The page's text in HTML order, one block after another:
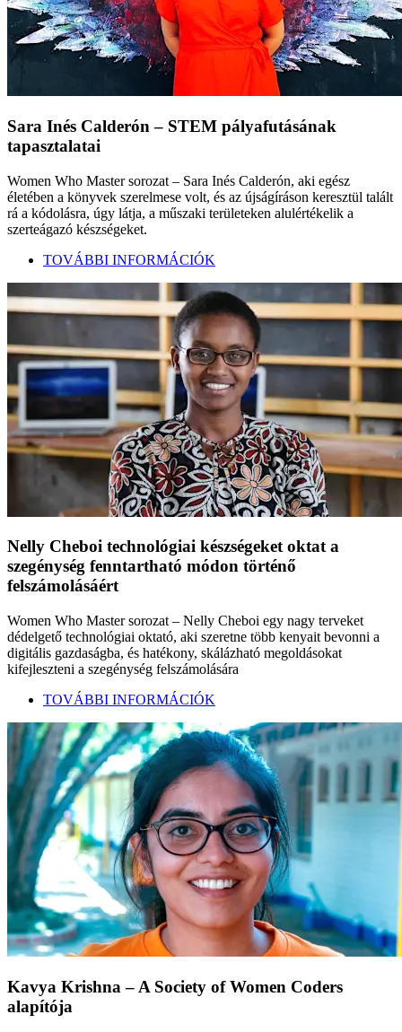
Sara Inés Calderón – STEM pályafutásának
tapasztalatai
Women Who Master sorozat – Sara Inés Calderón, aki egész
életében a könyvek szerelmese volt, és az újságíráson keresztül talált
rá a kódolásra, úgy látja, a műszaki területeken alulértékelik a
szerteágazó készségeket.
TOVÁBBI INFORMÁCIÓK
Nelly Cheboi technológiai készségeket oktat a
szegénység fenntartható módon történő
felszámolásáért
Women Who Master sorozat – Nelly Cheboi egy nagy terveket
dédelgető technológiai oktató, aki szeretne több kenyait bevonni a
digitális gazdaságba, és hatékony, skálázható megoldásokat
kifejleszteni a szegénység felszámolására
TOVÁBBI INFORMÁCIÓK
Kavya Krishna – A Society of Women Coders
alapítója